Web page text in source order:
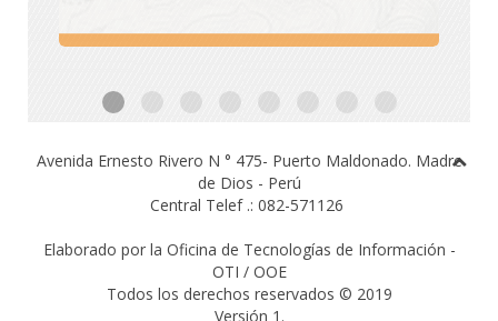
Avenida Ernesto Rivero N ° 475- Puerto Maldonado. Madre
de Dios - Perú
Central Telef .: 082-571126
Elaborado por la Oficina de Tecnologías de Información -
OTI / OOE
Todos los derechos reservados © 2019
Versión 1.